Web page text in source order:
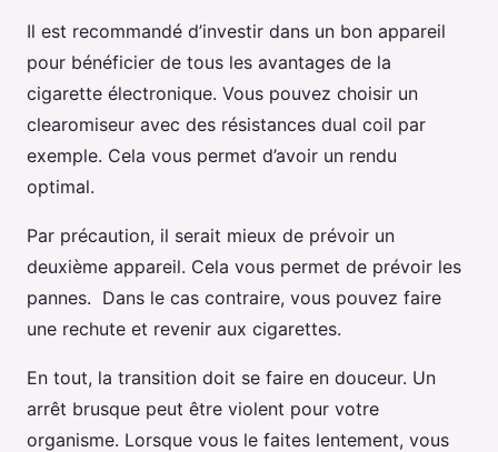
Il est recommandé d’investir dans un bon appareil
pour bénéficier de tous les avantages de la
cigarette électronique. Vous pouvez choisir un
clearomiseur avec des résistances dual coil par
exemple. Cela vous permet d’avoir un rendu
optimal.
Par précaution, il serait mieux de prévoir un
deuxième appareil. Cela vous permet de prévoir les
pannes. Dans le cas contraire, vous pouvez faire
une rechute et revenir aux cigarettes.
En tout, la transition doit se faire en douceur. Un
arrêt brusque peut être violent pour votre
organisme. Lorsque vous le faites lentement, vous